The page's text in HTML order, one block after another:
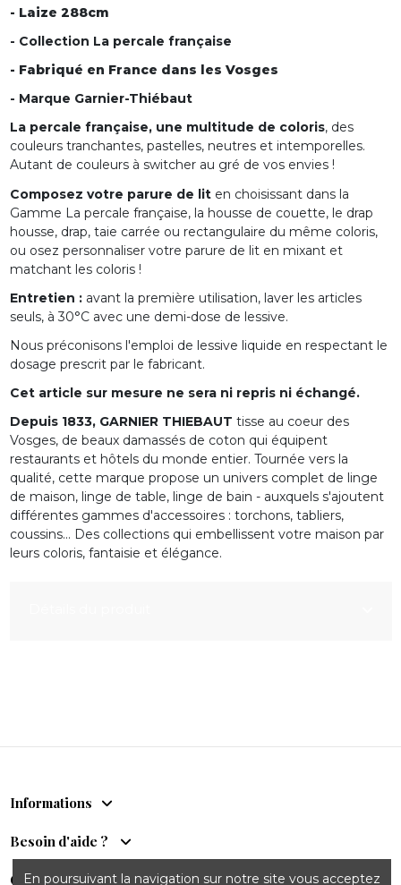
- Laize 288cm
- Collection La percale française
- Fabriqué en France dans les Vosges
- Marque Garnier-Thiébaut
La percale française, une multitude de coloris, des
couleurs tranchantes, pastelles, neutres et intemporelles.
Autant de couleurs à switcher au gré de vos envies !
Composez votre parure de liten choisissant dans la
Gamme La percale française, la housse de couette, le drap
housse, drap, taie carrée ou rectangulaire du même coloris,
ou osez personnaliser votre parure de lit en mixant et
matchant les coloris !
Entretien : avant la première utilisation, laver les articles
seuls, à 30°C avec une demi-dose de lessive.
Nous préconisons l'emploi de lessive liquide en respectant le
dosage prescrit par le fabricant.
Cet article sur mesure ne sera ni repris ni échangé.
Depuis 1833, GARNIER THIEBAUT tisse au coeur des
Vosges, de beaux damassés de coton qui équipent
restaurants et hôtels du monde entier. Tournée vers la
qualité, cette marque propose un univers complet de linge
de maison, linge de table, linge de bain - auxquels s'ajoutent
différentes gammes d'accessoires : torchons, tabliers,
coussins... Des collections qui embellissent votre maison par
leurs coloris, fantaisie et élégance.
Informations
Besoin d'aide ?
Comptoir du Sud
En poursuivant la navigation sur notre site vous acceptez